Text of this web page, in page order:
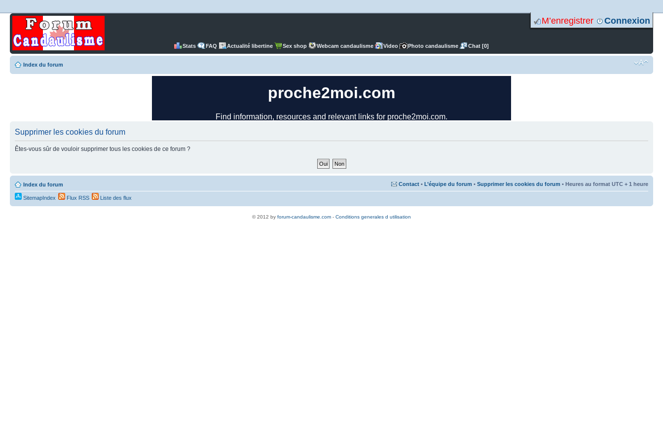
M’enregistrer Connexion
Stats FAQ Actualité libertine Sex shop Webcam candaulisme Video Photo candaulisme Chat [0]
Index du forum
Supprimer les cookies du forum
Êtes-vous sûr de vouloir supprimer tous les cookies de ce forum ?
Index du forum Contact • L’équipe du forum • Supprimer les cookies du forum • Heures au format UTC + 1 heure
SitemapIndex Flux RSS Liste des flux
© 2012 by forum-candaulisme.com - Conditions generales d utilisation